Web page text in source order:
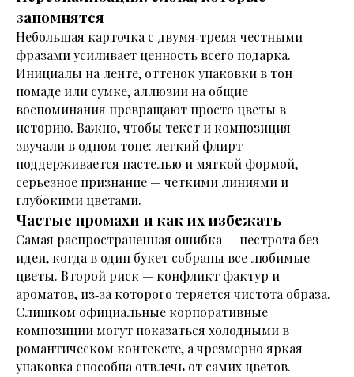
запомнятся
Небольшая карточка с двумя‑тремя честными
фразами усиливает ценность всего подарка.
Инициалы на ленте, оттенок упаковки в тон
помаде или сумке, аллюзии на общие
воспоминания превращают просто цветы в
историю. Важно, чтобы текст и композиция
звучали в одном тоне: легкий флирт
поддерживается пастелью и мягкой формой,
серьезное признание — четкими линиями и
глубокими цветами.
Частые промахи и как их избежать
Самая распространенная ошибка — пестрота без
идеи, когда в один букет собраны все любимые
цветы. Второй риск — конфликт фактур и
ароматов, из‑за которого теряется чистота образа.
Слишком официальные корпоративные
композиции могут показаться холодными в
романтическом контексте, а чрезмерно яркая
упаковка способна отвлечь от самих цветов.